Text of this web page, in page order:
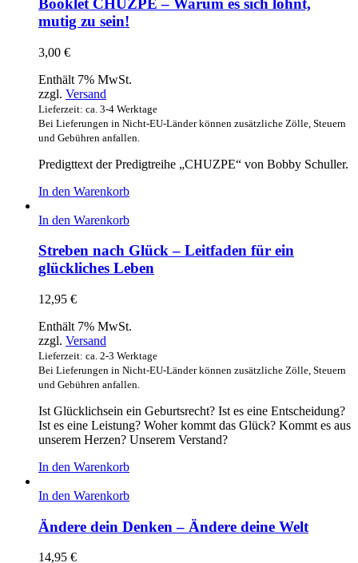
Booklet CHUZPE – Warum es sich lohnt,
mutig zu sein!
3,00 €
Enthält 7% MwSt.
zzgl. Versand
Lieferzeit: ca. 3-4 Werktage
Bei Lieferungen in Nicht-EU-Länder können zusätzliche Zölle, Steuern
und Gebühren anfallen.
Predigttext der Predigtreihe „CHUZPE“ von Bobby Schuller.
In den Warenkorb
In den Warenkorb
Streben nach Glück – Leitfaden für ein
glückliches Leben
12,95 €
Enthält 7% MwSt.
zzgl. Versand
Lieferzeit: ca. 2-3 Werktage
Bei Lieferungen in Nicht-EU-Länder können zusätzliche Zölle, Steuern
und Gebühren anfallen.
Ist Glücklichsein ein Geburtsrecht? Ist es eine Entscheidung?
Ist es eine Leistung? Woher kommt das Glück? Kommt es aus
unserem Herzen? Unserem Verstand?
In den Warenkorb
In den Warenkorb
Ändere dein Denken – Ändere deine Welt
14,95 €